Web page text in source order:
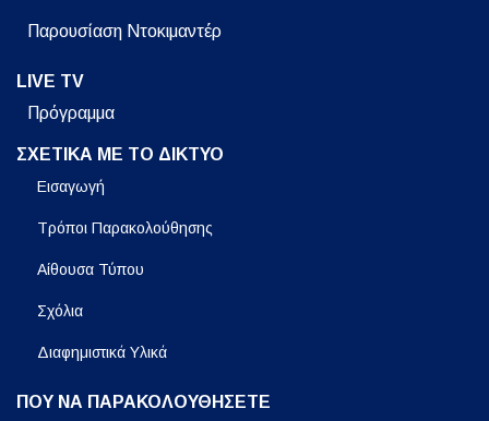
Παρουσίαση Ντοκιμαντέρ
LIVE TV
Πρόγραμμα
ΣΧΕΤΙΚΑ ΜΕ ΤΟ ΔΙΚΤΥΟ
Εισαγωγή
Τρόποι Παρακολούθησης
Αίθουσα Τύπου
Σχόλια
Διαφημιστικά Υλικά
ΠΟΥ ΝΑ ΠΑΡΑΚΟΛΟΥΘΗΣΕΤΕ